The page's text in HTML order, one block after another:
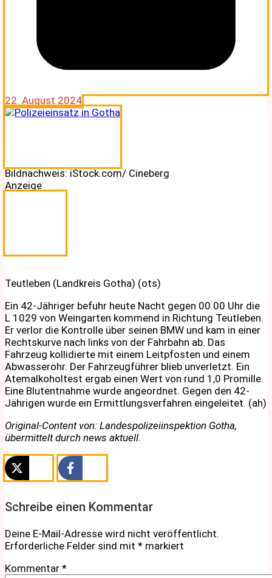
22. August 2024
Bildnachweis: iStock.com/ Cineberg
Anzeige
Teutleben (Landkreis Gotha) (ots)
Ein 42-Jähriger befuhr heute Nacht gegen 00.00 Uhr die
L 1029 von Weingarten kommend in Richtung Teutleben.
Er verlor die Kontrolle über seinen BMW und kam in einer
Rechtskurve nach links von der Fahrbahn ab. Das
Fahrzeug kollidierte mit einem Leitpfosten und einem
Abwasserohr. Der Fahrzeugführer blieb unverletzt. Ein
Atemalkoholtest ergab einen Wert von rund 1,0 Promille.
Eine Blutentnahme wurde angeordnet. Gegen den 42-
Jährigen wurde ein Ermittlungsverfahren eingeleitet. (ah)
Original-Content von: Landespolizeiinspektion Gotha,
übermittelt durch news aktuell.
Schreibe einen Kommentar
Deine E-Mail-Adresse wird nicht veröffentlicht.
Erforderliche Felder sind mit * markiert
Kommentar *